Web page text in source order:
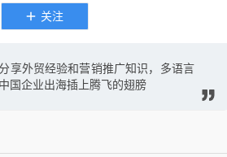
关注
享外贸经验和营销推广知识，多语言
国企业出海插上腾飞的翅膀